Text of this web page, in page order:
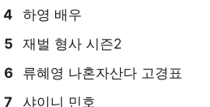
4 하영 배우
5 재벌 형사 시즌2
6 류혜영 나혼자산다 고경표
7 샤이니 민호